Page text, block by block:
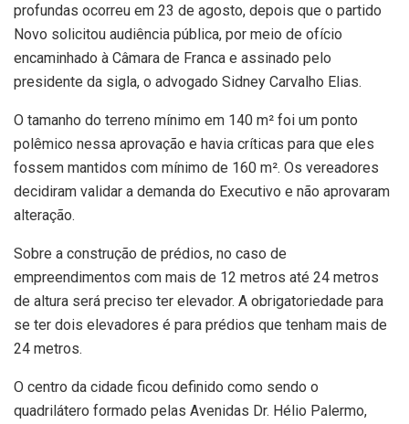
profundas ocorreu em 23 de agosto, depois que o partido
Novo solicitou audiência pública, por meio de ofício
encaminhado à Câmara de Franca e assinado pelo
presidente da sigla, o advogado Sidney Carvalho Elias.
O tamanho do terreno mínimo em 140 m² foi um ponto
polêmico nessa aprovação e havia críticas para que eles
fossem mantidos com mínimo de 160 m². Os vereadores
decidiram validar a demanda do Executivo e não aprovaram
alteração.
Sobre a construção de prédios, no caso de
empreendimentos com mais de 12 metros até 24 metros
de altura será preciso ter elevador. A obrigatoriedade para
se ter dois elevadores é para prédios que tenham mais de
24 metros.
O centro da cidade ficou definido como sendo o
quadrilátero formado pelas Avenidas Dr. Hélio Palermo,